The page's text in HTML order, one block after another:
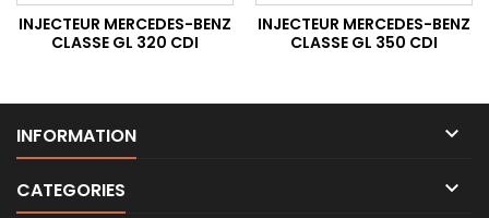
INJECTEUR MERCEDES-BENZ
CLASSE GL 320 CDI
INJECTEUR MERCEDES-BENZ
CLASSE GL 350 CDI
INFORMATION 
CATEGORIES 